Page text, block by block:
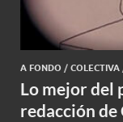
A FONDO / COLECTIVA
Lo mejor del
redacción